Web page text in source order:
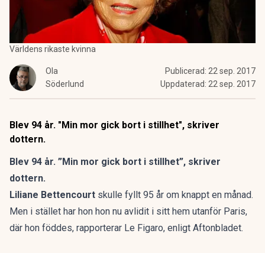
Världens rikaste kvinna
Ola
Söderlund
Publicerad: 22 sep. 2017
Uppdaterad: 22 sep. 2017
Blev 94 år. "Min mor gick bort i stillhet", skriver
dottern.
Blev 94 år. ”Min mor gick bort i stillhet”, skriver
dottern.
Liliane Bettencourt skulle fyllt 95 år om knappt en månad.
Men i stället har hon hon nu avlidit i sitt hem utanför Paris,
där hon föddes, rapporterar Le Figaro, enligt Aftonbladet.